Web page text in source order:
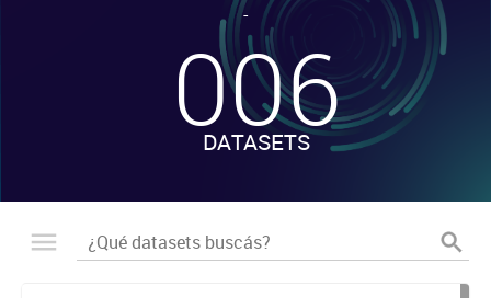
-
006
DATASETS